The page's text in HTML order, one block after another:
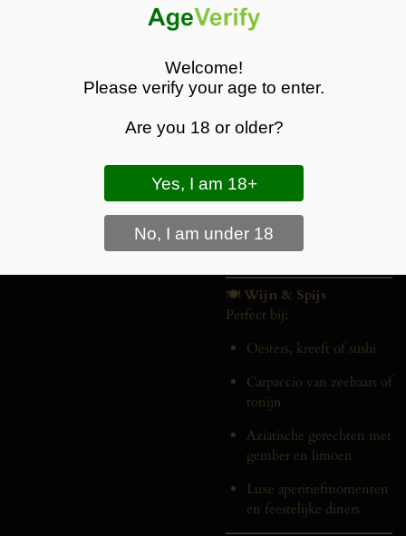
appel, witte bloemen,
citrus en geroosterde
subtiele amandel en een
vleugje mineraliteit. De
met een zijdeachtige
elegante, lange afdronk. Een
stijlvolle wijn die kracht en
elegantie perfect in balans
brengt — net als het circuit
waarvoor hij is gemaakt.
🍽️ Wijn & Spijs
Perfect bij:
Oesters, kreeft of sushi
Carpaccio van zeebaars of
tonijn
Aziatische gerechten met
gember en limoen
Luxe aperitiefmomenten
en feestelijke diners
Welcome!
Please verify your age to enter.
Are you 18 or older?